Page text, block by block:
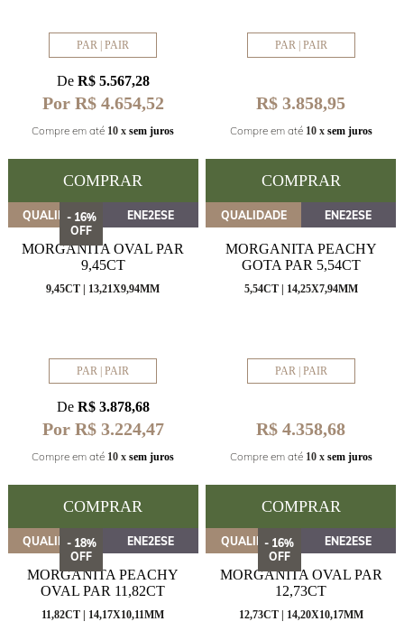
PAR | PAIR
De R$ 5.567,28
Por R$ 4.654,52
Compre em até 10 x sem juros
COMPRAR
PAR | PAIR
R$ 3.858,95
Compre em até 10 x sem juros
COMPRAR
- 16%
OFF
QUALIDADE ENE2ESE
MORGANITA OVAL PAR
9,45CT
9,45CT | 13,21X9,94MM
PAR | PAIR
De R$ 3.878,68
Por R$ 3.224,47
Compre em até 10 x sem juros
COMPRAR
QUALIDADE ENE2ESE
MORGANITA PEACHY
GOTA PAR 5,54CT
5,54CT | 14,25X7,94MM
PAR | PAIR
R$ 4.358,68
Compre em até 10 x sem juros
COMPRAR
- 18%
OFF
QUALIDADE ENE2ESE
MORGANITA PEACHY
OVAL PAR 11,82CT
11,82CT | 14,17X10,11MM
- 16%
OFF
QUALIDADE ENE2ESE
MORGANITA OVAL PAR
12,73CT
12,73CT | 14,20X10,17MM